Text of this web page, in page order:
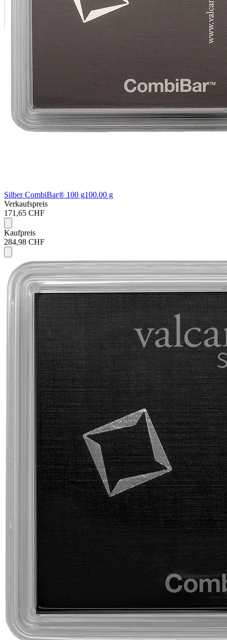
Silber CombiBar® 100 g100.00 g
Verkaufspreis
171,65 CHF
Kaufpreis
284,98 CHF